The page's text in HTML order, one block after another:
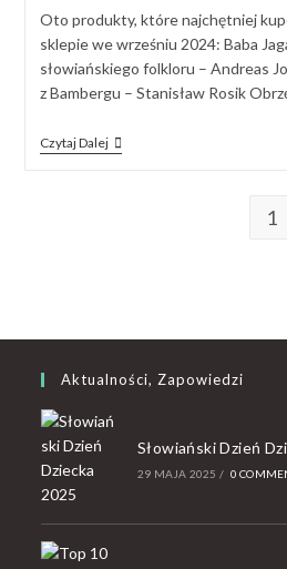
Oto produkty, które najchętniej
sklepie we wrześniu 2024: Baba
słowiańskiego folkloru – Andreas
z Bambergu – Stanisław Rosik
Czytaj Dalej
1
Aktualności, Zapowiedzi
Słowiański Dzień
29 MAJA 2025 / 0